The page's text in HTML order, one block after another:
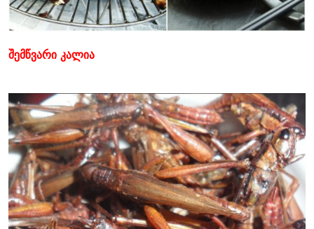
შემწვარი კალია